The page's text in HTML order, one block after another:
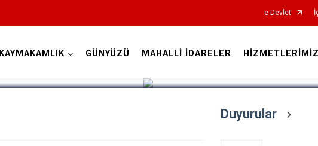
e-Devlet
KAYMAKAMLIK GÜNYÜZÜ MAHALLİ İDARELER HİZMETLERİMİZ
Duyurular